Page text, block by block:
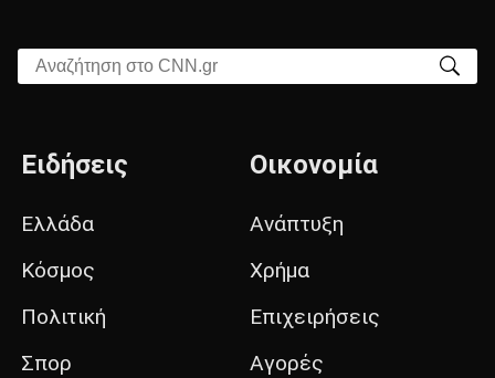
Αναζήτηση στο CNN.gr
Ειδήσεις
Ελλάδα
Κόσμος
Πολιτική
Σπορ
Οικονομία
Ανάπτυξη
Χρήμα
Επιχειρήσεις
Αγορές